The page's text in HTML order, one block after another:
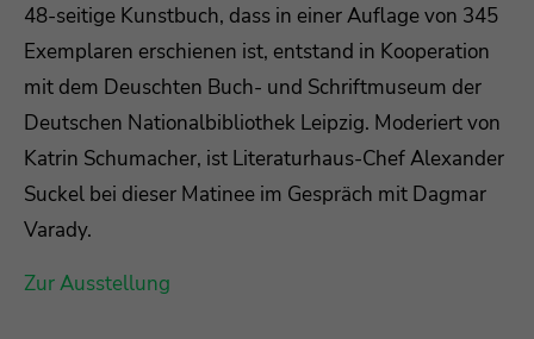
48-seitige Kunstbuch, dass in einer Auflage von 345
Exemplaren erschienen ist, entstand in Kooperation
mit dem Deuschten Buch- und Schriftmuseum der
Deutschen Nationalbibliothek Leipzig. Moderiert von
Katrin Schumacher, ist Literaturhaus-Chef Alexander
Suckel bei dieser Matinee im Gespräch mit Dagmar
Varady.
Zur Ausstellung